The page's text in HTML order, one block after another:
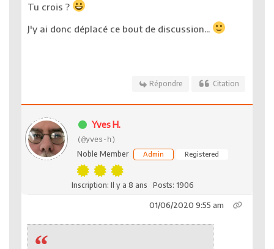
Tu crois ?
J'y ai donc déplacé ce bout de discussion...
Répondre Citation
Yves H.
(@yves-h)
Noble Member Admin Registered
Inscription: Il y a 8 ans Posts: 1906
01/06/2020 9:55 am